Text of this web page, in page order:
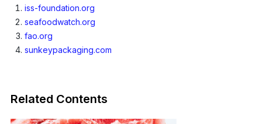
iss-foundation.org
seafoodwatch.org
fao.org
sunkeypackaging.com
Related Contents